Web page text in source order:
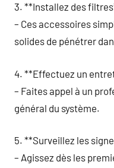
3. **Installez des
– Ces accessoires
solides de pénétrer
4. **Effectuez un
– Faites appel à un
général du système.
5. **Surveillez les
– Agissez dès les